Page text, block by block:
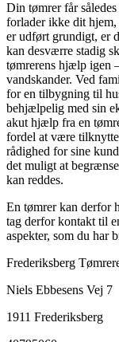
Din tømrer får
forlader ikke dit
er udført grundigt, er
kan desværre stadig
tømrerens hjælp igen
vandskander. Ved
for en tilbygning til
behjælpelig med sin
akut hjælp fra en
fordel at være
rådighed for sine
det muligt at
kan reddes.
En tømrer kan derfor
tag derfor kontakt til
aspekter, som du har
Frederiksberg
Niels Ebbesens Vej 7
1911 Frederiksberg